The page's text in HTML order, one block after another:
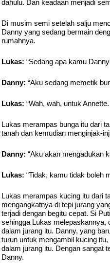
dahulu. Dan keadaan menjadi
Di musim semi setelah salju
Danny yang sedang bermain
rumahnya.
Lukas: “Sedang apa kamu
Danny: “Aku sedang memetik
Lukas: “Wah, wah, untuk
Lukas merampas bunga itu dari
tanah dan kemudian menginjak-
Danny: “Aku akan mengadukan
Lukas: “Tidak, kamu tidak boleh
Lukas merampas kucing itu dari
mengangkatnya di tepi jurang
terjadi dengan begitu cepat. Si
sehingga Lukas melepaskannya,
dalam jurang itu. Danny, yang
turun untuk mengambil kucing
dalam jurang itu. Dengan sangat
Danny.